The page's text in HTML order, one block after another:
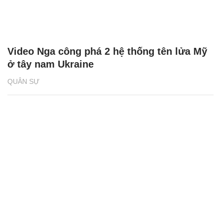
QUÂN SỰ
Video Nga công phá 2 hệ thống tên lửa Mỹ
ở tây nam Ukraine